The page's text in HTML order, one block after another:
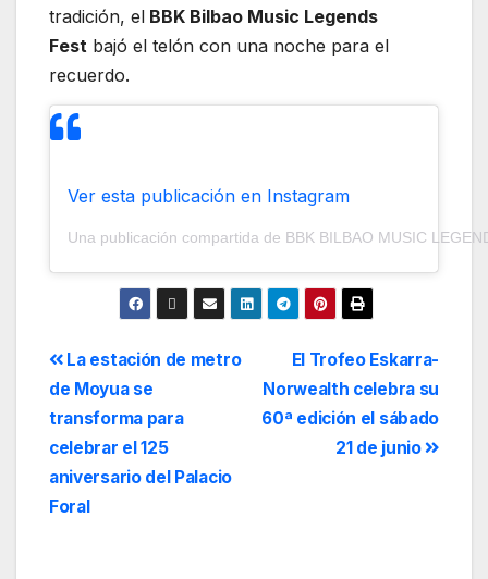
tradición, el BBK Bilbao Music Legends
Fest bajó el telón con una noche para el
recuerdo.
Ver esta publicación en Instagram
Una publicación compartida de BBK BILBAO MUSIC
El Trofeo Eskarra-
Norwealth celebra su
60ª edición el sábado
21 de junio
La estación de metro
de Moyua se
transforma para
celebrar el 125
aniversario del Palacio
Foral